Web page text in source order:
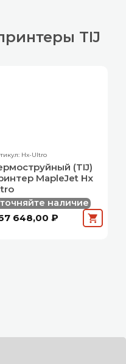
TIJ
Hx-Ultro
(TIJ)
MapleJet Hx
наличие
648,00 ₽